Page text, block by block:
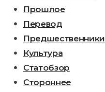
Прошлое
Перевод
Предшественники
Культура
Статобзор
Стороннее